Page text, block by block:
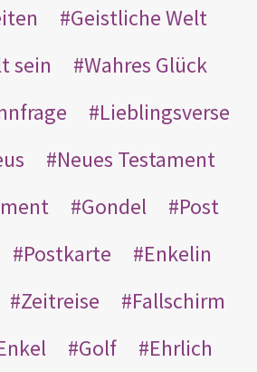
Geistliche Welt
sein
Wahres Glück
Lieblingsverse
Neues Testament
Gondel
Post
Postkarte
Enkelin
Zeitreise
Fallschirm
Golf
Ehrlich